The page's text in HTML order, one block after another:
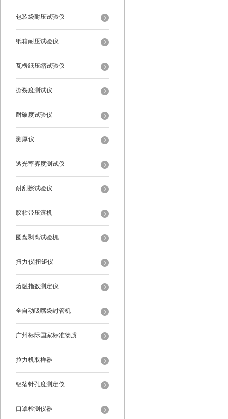
包装袋耐压试验仪
纸箱耐压试验仪
瓦楞纸压缩试验仪
撕裂度测试仪
耐破度试验仪
测厚仪
透光率雾度测试仪
耐刮擦试验仪
胶粘带压滚机
圆盘剥离试验机
扭力仪|扭矩仪
熔融指数测定仪
全自动吸嘴袋封管机
广州标际国家标准物质
拉力机取样器
铝箔针孔度测定仪
口罩检测仪器